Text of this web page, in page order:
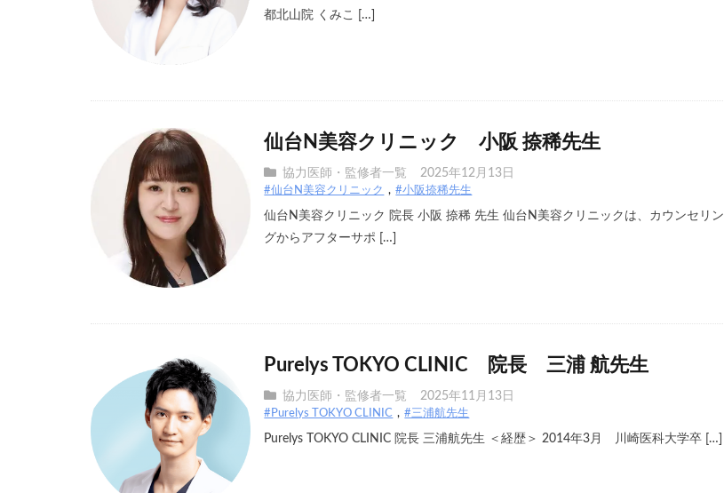
都北山院 くみこ […]
仙台N美容クリニック 小阪 捺稀先生
協力医師・監修者一覧 2025年12月13日
#仙台N美容クリニック #小阪捺稀先生
仙台N美容クリニック 院長 小阪 捺稀 先生 仙台N美容クリニックは、カウンセリン
グからアフターサポ […]
Purelys TOKYO CLINIC 院長 三浦 航先生
協力医師・監修者一覧 2025年11月13日
#Purelys TOKYO CLINIC #三浦航先生
Purelys TOKYO CLINIC 院長 三浦航先生 ＜経歴＞ 2014年3月 川崎医科大学卒 […]